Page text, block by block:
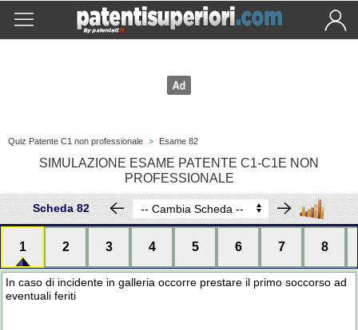
Quiz Patente C1 non professionale > Esame 82
SIMULAZIONE ESAME PATENTE C1-C1E NON
PROFESSIONALE
Scheda 82
1 2 3 4 5 6 7 8
In caso di incidente in galleria occorre prestare il primo soccorso ad
eventuali feriti